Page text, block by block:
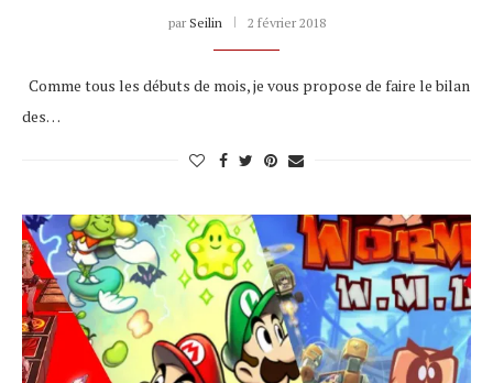
par Seilin 2 février 2018
Comme tous les débuts de mois, je vous propose de faire le bilan
des…